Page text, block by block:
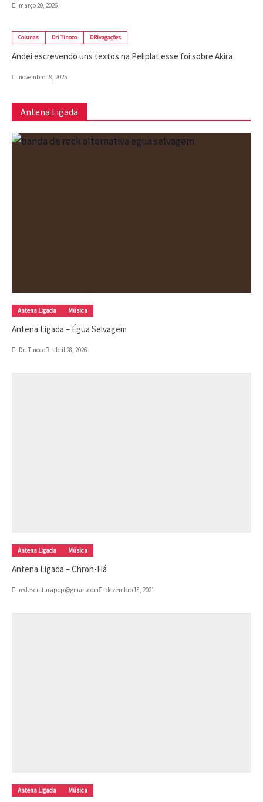
março 20, 2026
Colunas Dri Tinoco DRIvagações
Andei escrevendo uns textos na Peliplat esse foi sobre Akira
novembro 19, 2025
Antena Ligada
Antena Ligada Música
Antena Ligada – Égua Selvagem
Dri Tinoco abril 28, 2026
Antena Ligada Música
Antena Ligada – Chron-Há
redesculturapop@gmail.com dezembro 18, 2021
Antena Ligada Música